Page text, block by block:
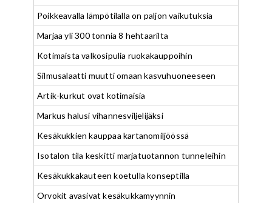
Poikkeavalla lämpötilalla on paljon vaikutuksia
Marjaa yli 300 tonnia 8 hehtaarilta
Kotimaista valkosipulia ruokakauppoihin
Silmusalaatti muutti omaan kasvuhuoneeseen
Artik-kurkut ovat kotimaisia
Markus halusi vihannesviljelijäksi
Kesäkukkien kauppaa kartanomiljöössä
Isotalon tila keskitti marjatuotannon tunneleihin
Kesäkukkakauteen koetulla konseptilla
Orvokit avasivat kesäkukkamyynnin